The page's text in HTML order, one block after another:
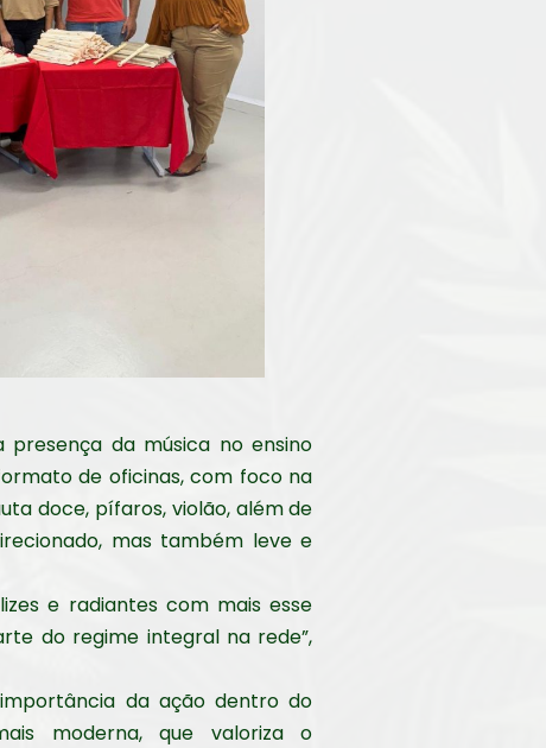
da música no ensino
de oficinas, com foco na
doce, pífaros, violão, além de
mas também leve e
e radiantes com mais esse
do regime integral na rede”,
da ação dentro do
moderna, que valoriza o